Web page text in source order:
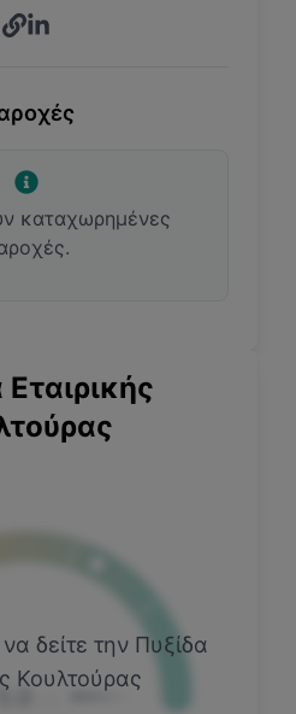
καταχωρημένες
δείτε την Πυξίδα
Κουλτούρας